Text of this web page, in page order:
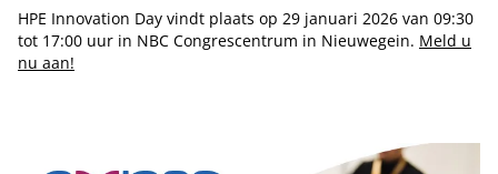
HPE Innovation Day vindt plaats op 29 januari 2026 van 09:30
tot 17:00 uur in NBC Congrescentrum in Nieuwegein. Meld u
nu aan!